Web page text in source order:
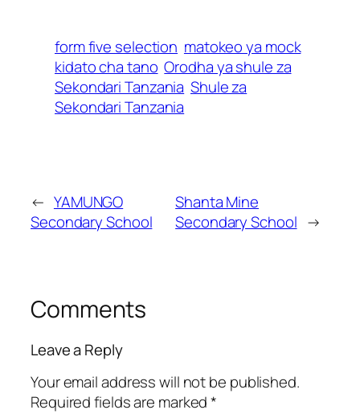
form five selection matokeo ya mock
kidato cha tano Orodha ya shule za
Sekondari Tanzania Shule za
Sekondari Tanzania
← YAMUNGO
Secondary School
Shanta Mine
Secondary School →
Comments
Leave a Reply
Your email address will not be published.
Required fields are marked*